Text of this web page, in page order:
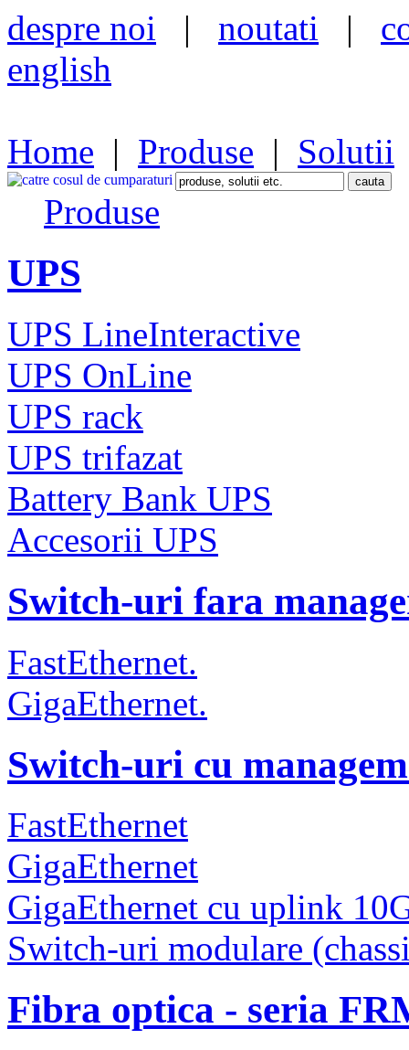
despre noi | noutati |
english
Home | Produse | Solutii
Produse
UPS
UPS LineInteractive
UPS OnLine
UPS rack
UPS trifazat
Battery Bank UPS
Accesorii UPS
Switch-uri fara
FastEthernet.
GigaEthernet.
Switch-uri cu
FastEthernet
GigaEthernet
GigaEthernet cu uplink
Switch-uri modulare
Fibra optica - seria